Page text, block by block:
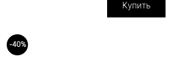
Купить
-40%